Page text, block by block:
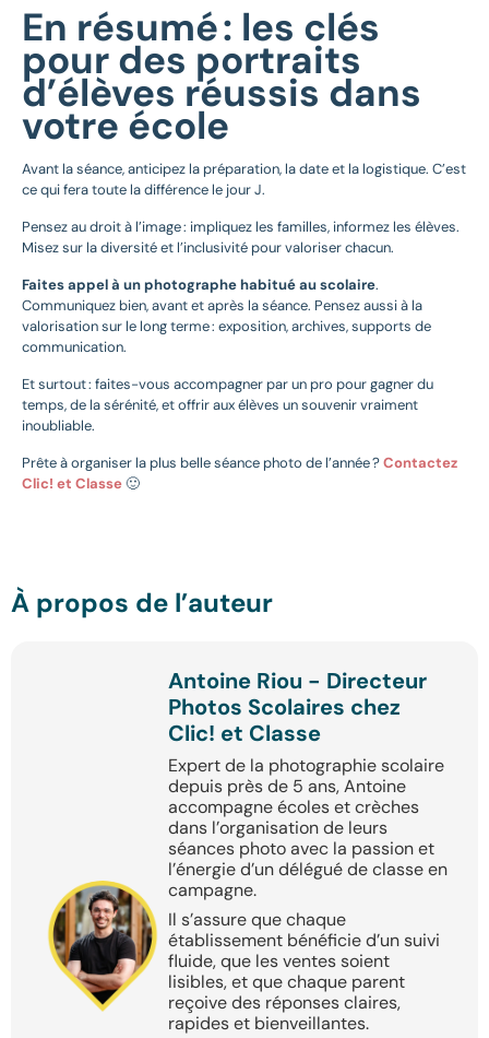
En résumé : les clés
pour des portraits
d’élèves réussis dans
votre école
Avant la séance, anticipez la préparation, la date et la logistique. C’est
ce qui fera toute la différence le jour J.
Pensez au droit à l’image : impliquez les familles, informez les élèves.
Misez sur la diversité et l’inclusivité pour valoriser chacun.
Faites appel à un photographe habitué au scolaire.
Communiquez bien, avant et après la séance. Pensez aussi à la
valorisation sur le long terme : exposition, archives, supports de
communication.
Et surtout : faites-vous accompagner par un pro pour gagner du
temps, de la sérénité, et offrir aux élèves un souvenir vraiment
inoubliable.
Prête à organiser la plus belle séance photo de l’année ?Contactez
Clic! et Classe🙂
À propos de l’auteur
Antoine Riou - Directeur
Photos Scolaires chez
Clic! et Classe
Expert de la photographie scolaire
depuis près de 5 ans, Antoine
accompagne écoles et crèches
dans l’organisation de leurs
séances photo avec la passion et
l’énergie d’un délégué de classe en
campagne.
Il s’assure que chaque
établissement bénéficie d’un suivi
fluide, que les ventes soient
lisibles, et que chaque parent
reçoive des réponses claires,
rapides et bienveillantes.